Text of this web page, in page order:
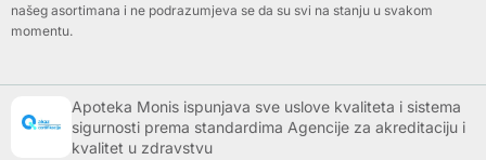
našeg asortimana i ne podrazumjeva se da su svi na stanju u svakom
momentu.
Apoteka Monis ispunjava sve uslove kvaliteta i sistema
sigurnosti prema standardima Agencije za akreditaciju i
kvalitet u zdravstvu